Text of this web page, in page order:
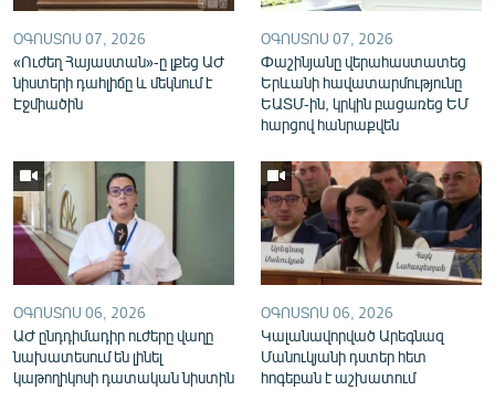
ՕԳՈՍՏՈՍ 07, 2026
«Ուժեղ Հայաստան»-ը լքեց ԱԺ
նիստերի դահլիճը և մեկնում է
Էջմիածին
ՕԳՈՍՏՈՍ 07, 2026
Փաշինյանը վերահաստատեց
Երևանի հավատարմությունը
ԵԱՏՄ-ին, կրկին բացառեց ԵՄ
հարցով հանրաքվեն
ՕԳՈՍՏՈՍ 06, 2026
ԱԺ ընդդիմադիր ուժերը վաղը
նախատեսում են լինել
կաթողիկոսի դատական նիստին
ՕԳՈՍՏՈՍ 06, 2026
Կալանավորված Արեգնազ
Մանուկյանի դստեր հետ
հոգեբան է աշխատում